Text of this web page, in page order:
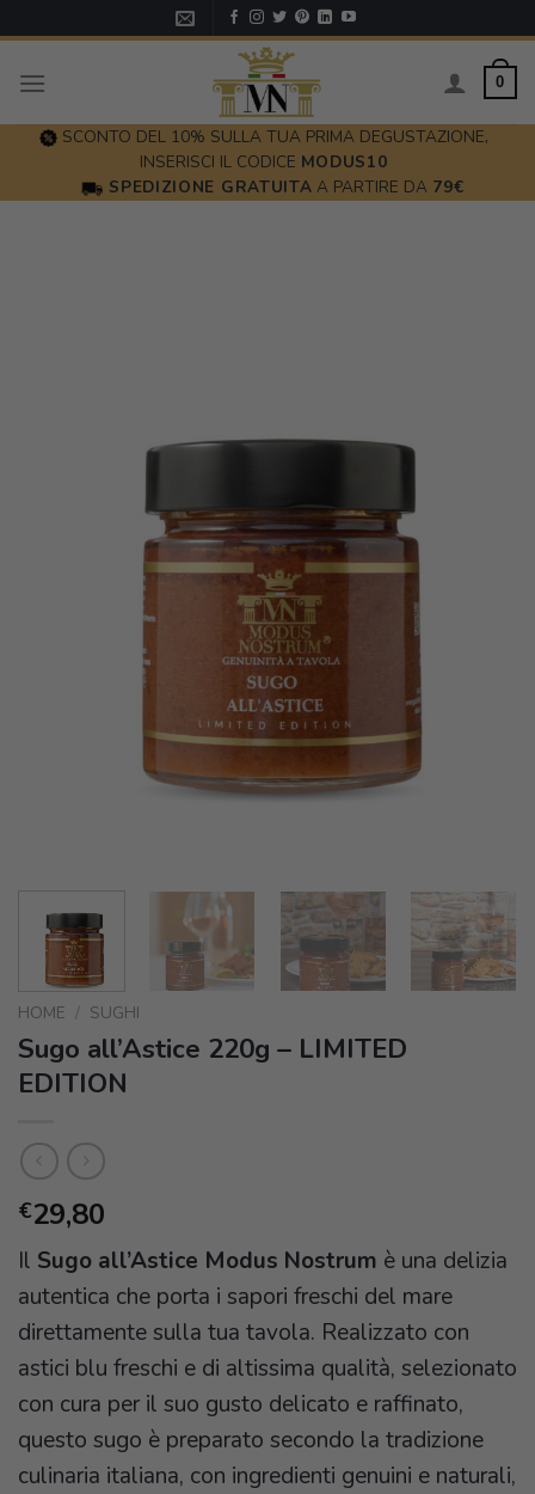
to
content
0
SCONTO DEL 10% SULLA TUA PRIMA DEGUSTAZIONE,
INSERISCI IL CODICE MODUS10
SPEDIZIONE GRATUITA A PARTIRE DA 79€
HOME / SUGHI
Sugo all’Astice 220g – LIMITED
EDITION
€29,80
Il Sugo all’Astice Modus Nostrum è una delizia
autentica che porta i sapori freschi del mare
direttamente sulla tua tavola. Realizzato con
astici blu freschi e di altissima qualità, selezionato
con cura per il suo gusto delicato e raffinato,
questo sugo è preparato secondo la tradizione
culinaria italiana, con ingredienti genuini e naturali,